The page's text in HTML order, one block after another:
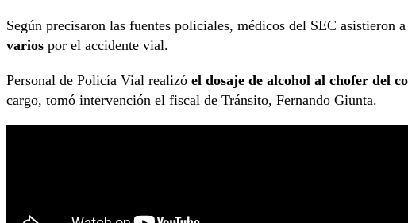
Según precisaron las fuentes policiales, médicos del SEC asistieron
varios por el accidente vial.
Personal de Policía Vial realizó el dosaje de alcohol al chofer del
cargo, tomó intervención el fiscal de Tránsito, Fernando Giunta.